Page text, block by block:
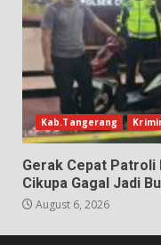
Kab.Tangerang
Gerak Cepat
Cikupa Gagal Jadi
August 6, 2026